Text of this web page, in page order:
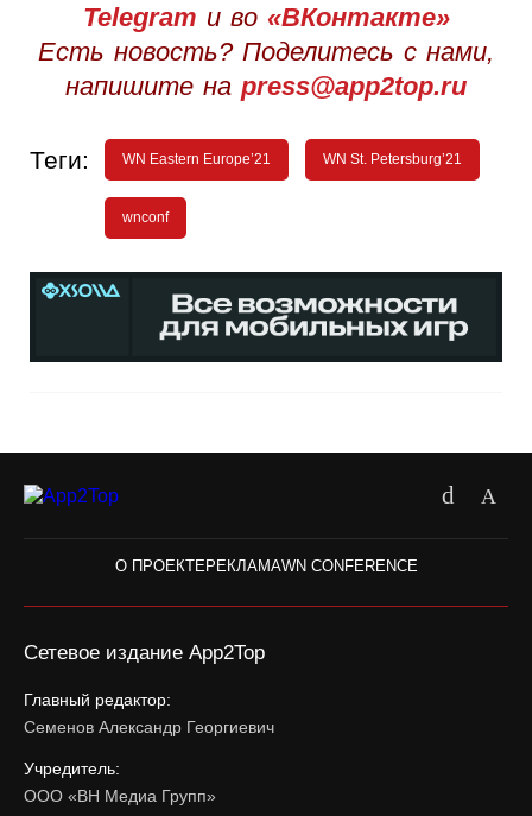
Telegram и во «ВКонтакте»
Есть новость? Поделитесь с нами,
напишите на press@app2top.ru
Теги: WN Eastern Europe’21 WN St. Petersburg’21
wnconf
О ПРОЕКТЕРЕКЛАМАWN CONFERENCE
Сетевое издание App2Top
Главный редактор:
Семенов Александр Георгиевич
Учредитель:
ООО «ВН Медиа Групп»